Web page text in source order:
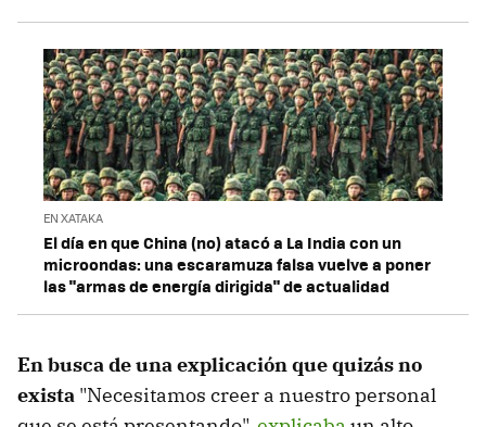
EN XATAKA
El día en que China (no) atacó a La India con un
microondas: una escaramuza falsa vuelve a poner
las "armas de energía dirigida" de actualidad
En busca de una explicación que quizás no
exista "Necesitamos creer a nuestro personal